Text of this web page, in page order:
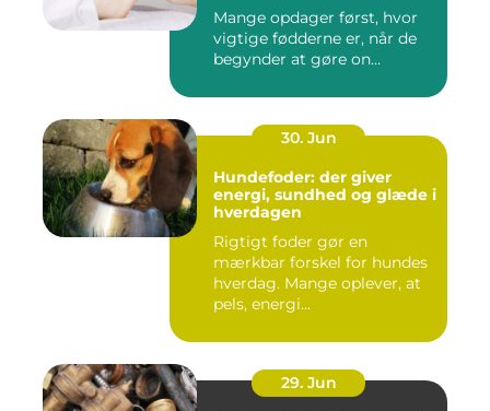
Mange opdager først, hvor
vigtige fødderne er, når de
begynder at gøre on...
30. Jun
Hundefoder: der giver
energi, sundhed og glæde i
hverdagen
Rigtigt foder gør en
mærkbar forskel for hundes
hverdag. Mange oplever, at
pels, energi...
29. Jun